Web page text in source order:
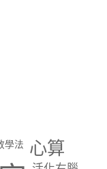
學法 心算